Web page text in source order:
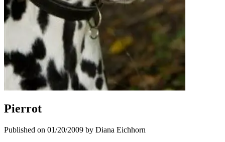
Pierrot
Published on 01/20/2009 by Diana Eichhorn